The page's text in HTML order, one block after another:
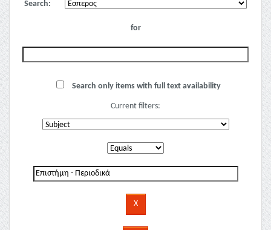
Search:
for
Search only items with full text availability
Current filters: